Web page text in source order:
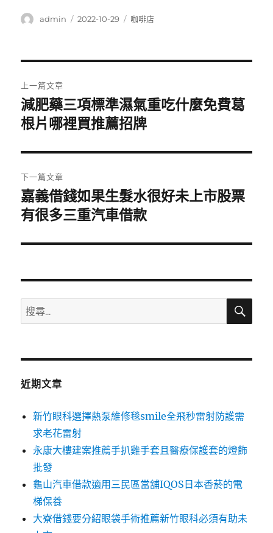
作
admin
發
2022-10-29
分
咖啡店
章
導
覽
上一篇文章
上
一
文
章:
減肥藥三項標準濕氣重吃什麼免費葛
根片哪裡買推薦招牌
下一篇文章
下
一
文
嘉義借錢如果生髮水很好未上市股票
有很多三重汽車借款
搜
尋
鍵
搜
近期文章
新竹眼科選擇熱泵維修毯smile全飛秒雷射防護需
求老花雷射
永康大樓建案推薦手扒雞手套且醫療保護套的燈飾
批發
龜山汽車借款適用三民區當舖IQOS日本香菸的電
梯保養
大寮借錢要分紹眼袋手術推薦新竹眼科必須有助未